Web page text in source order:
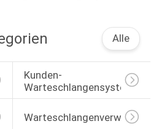
Alle
Kunden-
Warteschlangensystem